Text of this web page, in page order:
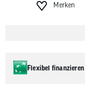
Merken
Flexibel finanzieren